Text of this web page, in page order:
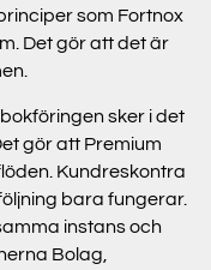
som Fortnox
Det gör att det är
sker i det
gör att Premium
Kundreskontra
bara fungerar.
instans och
Bolag,